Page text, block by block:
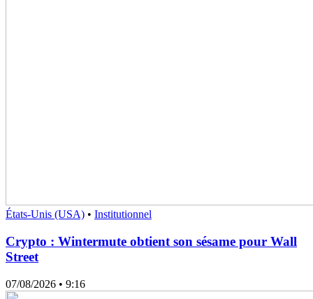
États-Unis (USA) • Institutionnel
Crypto : Wintermute obtient son sésame pour Wall
Street
07/08/2026 • 9:16